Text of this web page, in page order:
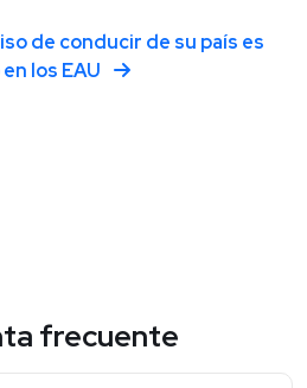
de conducir de su país es
los EAU
frecuente